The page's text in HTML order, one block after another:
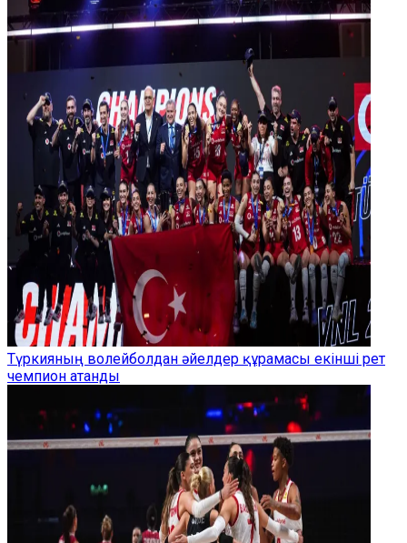
Түркияның волейболдан әйелдер құрамасы екінші рет
чемпион атанды